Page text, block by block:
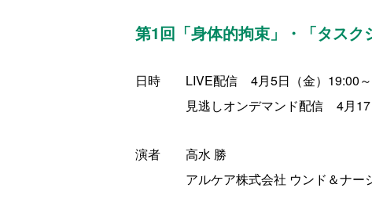
第1回「身体的拘束」・「タス
日時 LIVE配信 4月5日（金） 19:00～
見逃しオンデマンド配信 4月17
演者 高水 勝
アルケア株式会社 ウンド＆ナーシ